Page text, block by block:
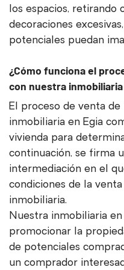
los espacios, retirando
decoraciones
potenciales puedan
¿Cómo funciona el
con nuestra inmobiliaria
El proceso de venta
inmobiliaria en Egia
vivienda para
continuación, se firma
intermediación en el
condiciones de la
inmobiliaria.
Nuestra inmobiliaria
promocionar la
de potenciales
un comprador